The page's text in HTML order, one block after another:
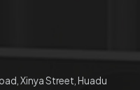
Xinya Street, Huadu